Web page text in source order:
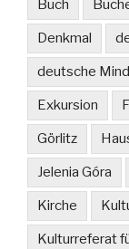
Buch
Denkmal
deutsche
Exkursion
Görlitz
Jelenia Góra
Kirche
Kulturreferat